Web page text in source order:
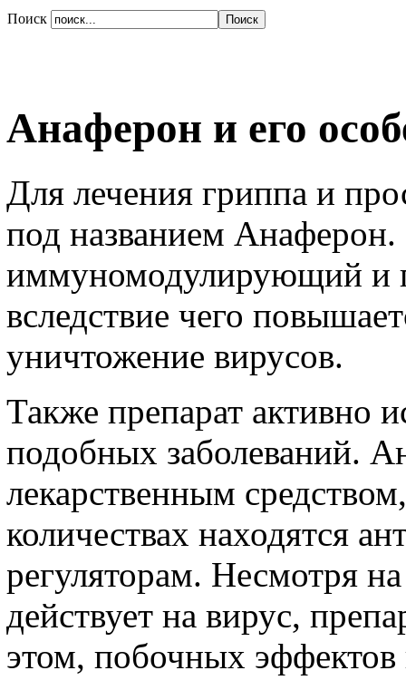
Поиск
Анаферон и его
Для лечения гриппа и
под названием
иммуномодулирующий и
вследствие чего
уничтожение вирусов.
Также препарат активно
подобных заболеваний.
лекарственным
количествах находятся
регуляторам. Несмотря
действует на вирус,
этом, побочных эффектов